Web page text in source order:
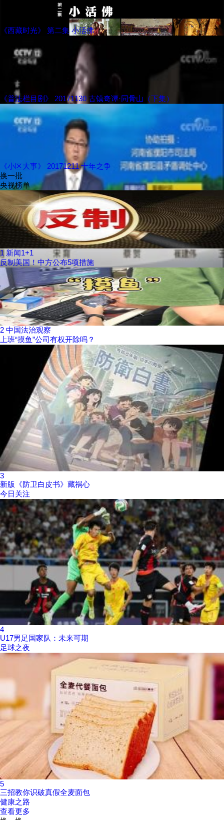
《西藏时光》 第二集 小活佛
《普法栏目剧》 20171130 古镇奇谭·同骨山（下集）
《小区大事》 20171211 十年之争
换一批
央视榜单
1 新闻1+1
反制美国！中方公布5项措施
2 中国法治观察
上班“摸鱼”公司有权开除吗？
3
新版《防卫白皮书》藏祸心
今日关注
4
U17男足国家队：未来可期
足球之夜
5
三招教你识破真假全麦面包
健康之路
查看更多